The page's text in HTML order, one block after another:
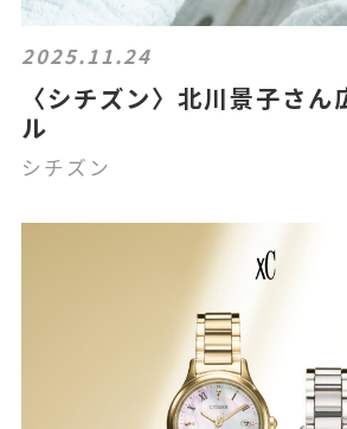
2025.11.24
〈シチズン〉北川景子さん
ル
シチズン